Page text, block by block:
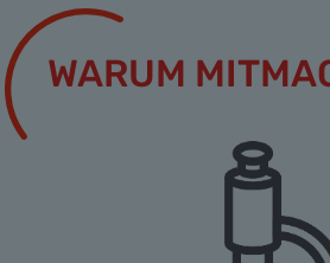
WARUM